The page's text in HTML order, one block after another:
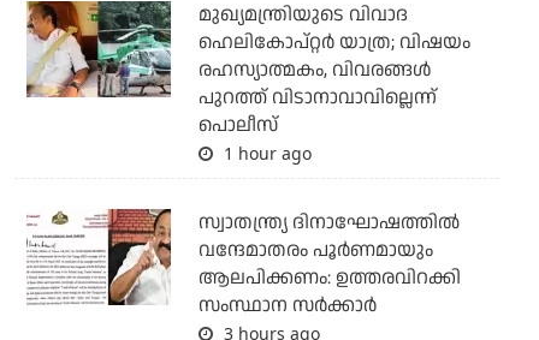
മുഖ്യമന്ത്രിയുടെ വിവാദ
ഹെലികോപ്റ്റര്‍ യാത്ര; വിഷയം
രഹസ്യാത്മകം, വിവരങ്ങള്‍
പുറത്ത് വിടാനാവാവില്ലെന്ന്
പൊലീസ്
1 hour ago
സ്വാതന്ത്ര്യ ദിനാഘോഷത്തില്‍
വന്ദേമാതരം പൂര്‍ണമായും
ആലപിക്കണം: ഉത്തരവിറക്കി
സംസ്ഥാന സര്‍ക്കാര്‍
3 hours ago